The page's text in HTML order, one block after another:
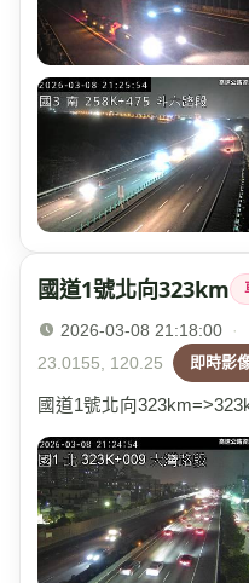
國道1號北向323km
2026-03-08 21:18:00 ·
23.0155, 120.25
即時影
國道1號北向